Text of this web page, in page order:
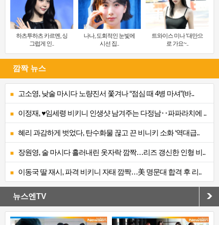
하츠투하츠 카르멘, 싱
그럽게 인..
나나, 도회적인 눈빛에
시선 집..
트와이스 미나 ‘대만으
로 가요~..
깜짝 뉴스
고소영, 낮술 마시다 노량진서 쫓겨나 “점심 때 4병 마셔”(바..
이정재, ♥임세령 비키니 인생샷 남겨주는 다정남‥파파라치에 ..
혜리 과감하게 벗었다, 탄수화물 끊고 끈 비니키 소화 ‘역대급..
장원영, 술 마시다 흘러내린 옷자락 깜짝…리즈 갱신한 인형 비..
이동국 딸 재시, 파격 비키니 자태 깜짝…美 명문대 합격 후 리..
뉴스엔TV